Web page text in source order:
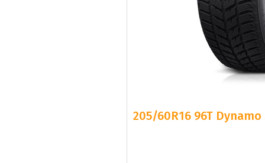
205/60R16 96T Dynamo